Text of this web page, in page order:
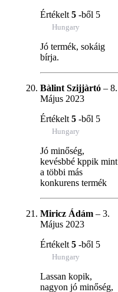
Értékelt 5 -ből 5
Hungary
Jó termék, sokáig
bírja.
Bàlint Szijjàrtó – 8.
Május 2023
Értékelt 5 -ből 5
Hungary
Jó minőség,
kevésbbé kppik mint
a többi más
konkurens termék
Miricz Ádám – 3.
Május 2023
Értékelt 5 -ből 5
Hungary
Lassan kopik,
nagyon jó minőség,